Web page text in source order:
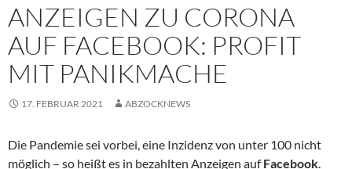
ANZEIGEN ZU CORONA
AUF FACEBOOK: PROFIT
MIT PANIKMACHE
17. FEBRUAR 2021 ABZOCKNEWS
Die Pandemie sei vorbei, eine Inzidenz von unter 100 nicht
möglich – so heißt es in bezahlten Anzeigen aufFacebook.